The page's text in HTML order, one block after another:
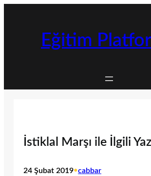
Eğitim
İstiklal Marşı ile İlgili
24 Şubat 2019•cabbar